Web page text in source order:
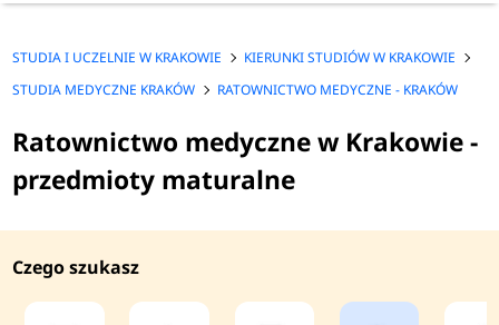
STUDIA I UCZELNIE W KRAKOWIE
KIERUNKI STUDIÓW W KRAKOWIE
STUDIA MEDYCZNE KRAKÓW
RATOWNICTWO MEDYCZNE - KRAKÓW
Ratownictwo medyczne w Krakowie -
przedmioty maturalne
Czego szukasz